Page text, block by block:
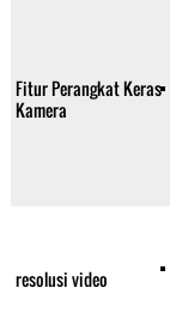
Fitur Perangkat Keras
Kamera
resolusi video